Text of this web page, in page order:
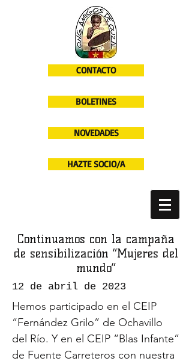
CONTACTO
BOLETINES
NOVEDADES
HAZTE SOCIO/A
Continuamos con la campaña
de sensibilización “Mujeres del
mundo”
12 de abril de 2023
Hemos participado en el CEIP
“Fernández Grilo” de Ochavillo
del Río. Y en el CEIP “Blas Infante”
de Fuente Carreteros con nuestra